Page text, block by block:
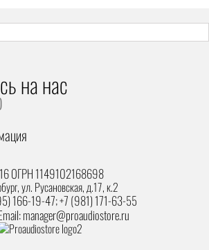
на наc
ОГРН 1149102168698
,ул. Русановская, д.17, к.2
166-19-47; +7 (981) 171-63-55
manager@proaudiostore.ru